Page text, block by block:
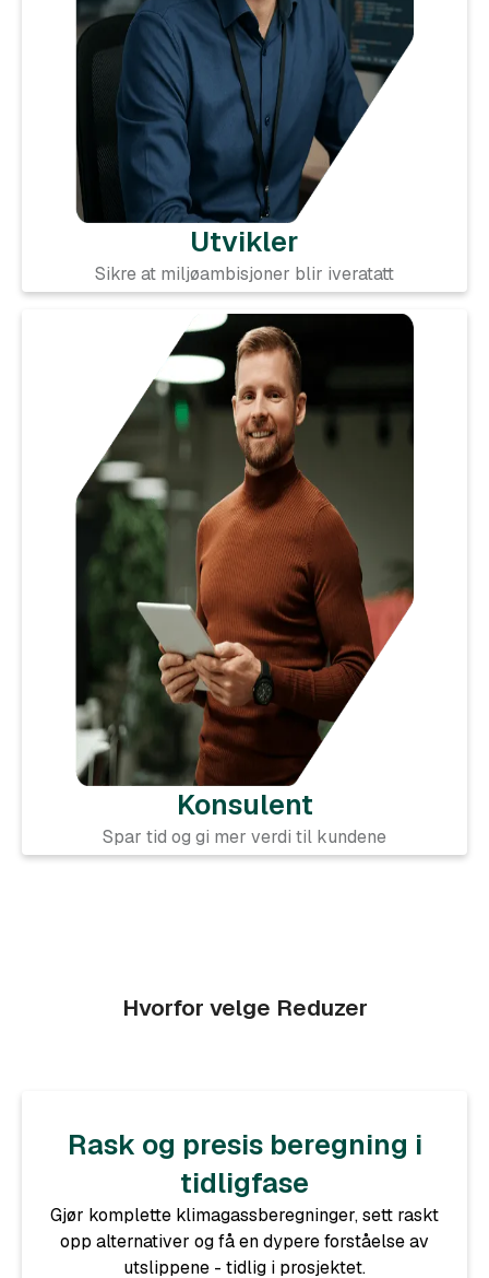
Utvikler
Sikre at miljøambisjoner blir iveratatt
Konsulent
Spar tid og gi mer verdi til kundene
Hvorfor velge Reduzer
Rask og presis beregning i
tidligfase
Gjør komplette klimagassberegninger, sett raskt
opp alternativer og få en dypere forståelse av
utslippene - tidlig i prosjektet.